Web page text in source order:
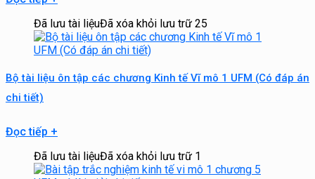
Đã lưu tài liệuĐã xóa khỏi lưu trữ 25
Bộ tài liệu ôn tập các chương Kinh tế Vĩ mô 1 UFM (Có đáp án
chi tiết)
Đọc tiếp +
Đã lưu tài liệuĐã xóa khỏi lưu trữ 1